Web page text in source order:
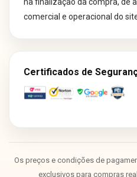
comercial e operacional do
Certificados de
Os preços e condições de
exclusivos para compras